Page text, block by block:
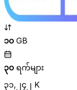
၁၀GB
၃၀ရက်များ
၃၁,၂၄၂ K